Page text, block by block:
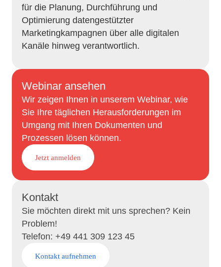
Webinar ansehen
Wir zeigen Ihnen in unserem Webinar, wie
Sie Ihre täglichen Herausforderungen im
Umgang mit Ihren Dokumenten und
Prozessen lösen können.
Jetzt anmelden
Kontakt
Sie möchten direkt mit uns sprechen? Kein
Problem!
Telefon: +49 441 309 123 45
Kontakt aufnehmen
für die Planung, Durchführung und
Optimierung datengestützter
Marketingkampagnen über alle digitalen
Kanäle hinweg verantwortlich.